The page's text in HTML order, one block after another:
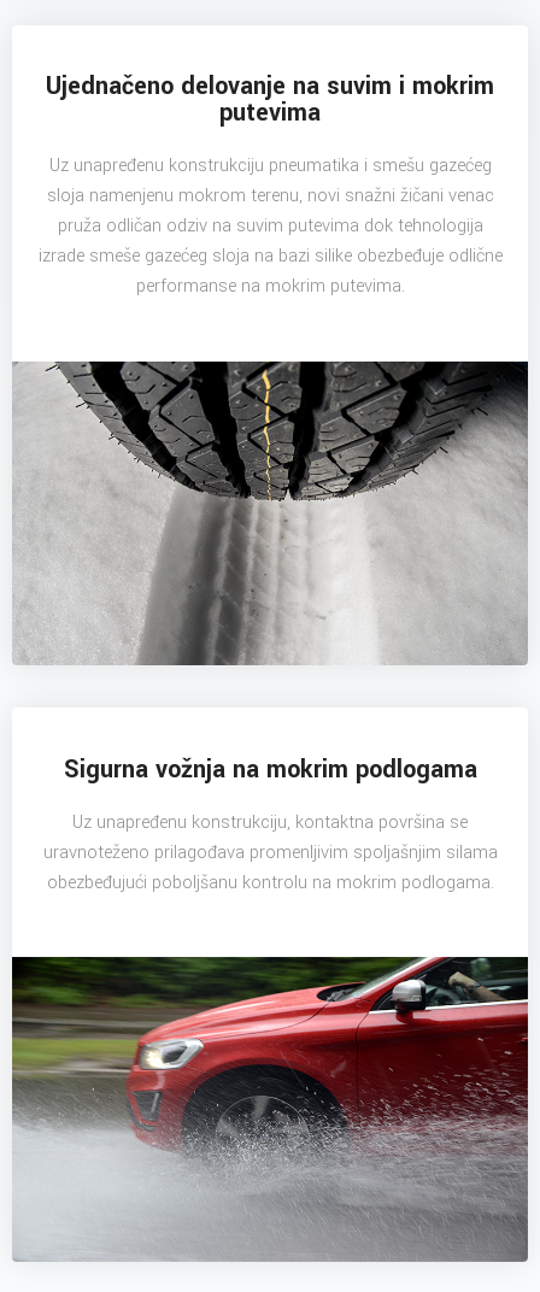
Ujednačeno delovanje na suvim i mokrim
putevima
Uz unapređenu konstrukciju pneumatika i smešu gazećeg
sloja namenjenu mokrom terenu, novi snažni žičani venac
pruža odličan odziv na suvim putevima dok tehnologija
izrade smeše gazećeg sloja na bazi silike obezbeđuje odlične
performanse na mokrim putevima.
Sigurna vožnja na mokrim podlogama
Uz unapređenu konstrukciju, kontaktna površina se
uravnoteženo prilagođava promenljivim spoljašnjim silama
obezbeđujući poboljšanu kontrolu na mokrim podlogama.